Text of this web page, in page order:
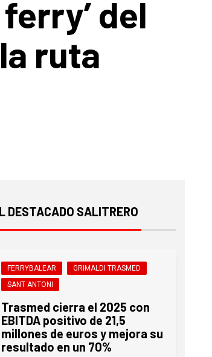
del
ruta
DESTACADO SALITRERO
FERRYBALEAR
GRIMALDI TRASMED
SANT ANTONI
Trasmed cierra el 2025 con
EBITDA positivo de 21,5
millones de euros y mejora su
resultado en un 70%